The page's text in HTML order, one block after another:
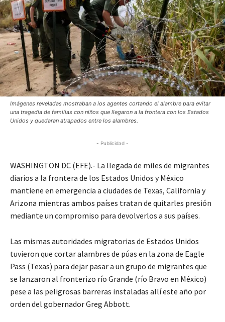
Imágenes reveladas mostraban a los agentes cortando el alambre para evitar
una tragedia de familias con niños que llegaron a la frontera con los Estados
Unidos y quedaran atrapados entre los alambres.
- Publicidad -
WASHINGTON DC (EFE).- La llegada de miles de migrantes
diarios a la frontera de los Estados Unidos y México
mantiene en emergencia a ciudades de Texas, California y
Arizona mientras ambos países tratan de quitarles presión
mediante un compromiso para devolverlos a sus países.
Las mismas autoridades migratorias de Estados Unidos
tuvieron que cortar alambres de púas en la zona de Eagle
Pass (Texas) para dejar pasar a un grupo de migrantes que
se lanzaron al fronterizo río Grande (río Bravo en México)
pese a las peligrosas barreras instaladas allí este año por
orden del gobernador Greg Abbott.